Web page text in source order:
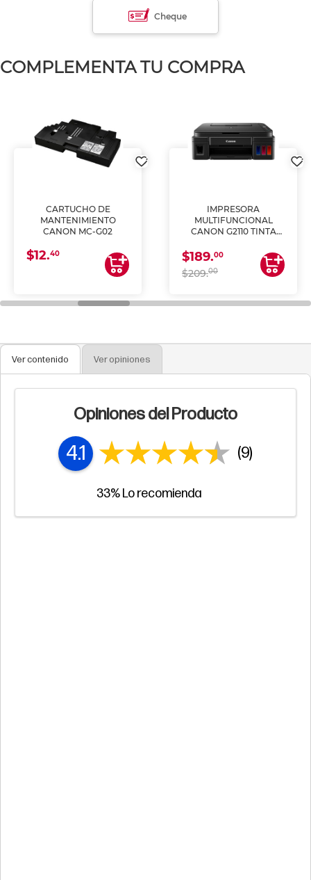
Cheque
COMPLEMENTA TU COMPRA
CARTUCHO DE
MANTENIMIENTO
CANON MC-G02
$12.40
IMPRESORA
MULTIFUNCIONAL
CANON G2110 TINTA
$189.00
$209.00
Ver contenido Ver opiniones